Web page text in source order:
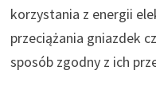
korzystania z energii
przeciążania gniazdek
sposób zgodny z ich